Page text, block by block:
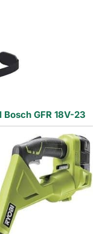
GFR 18V-23